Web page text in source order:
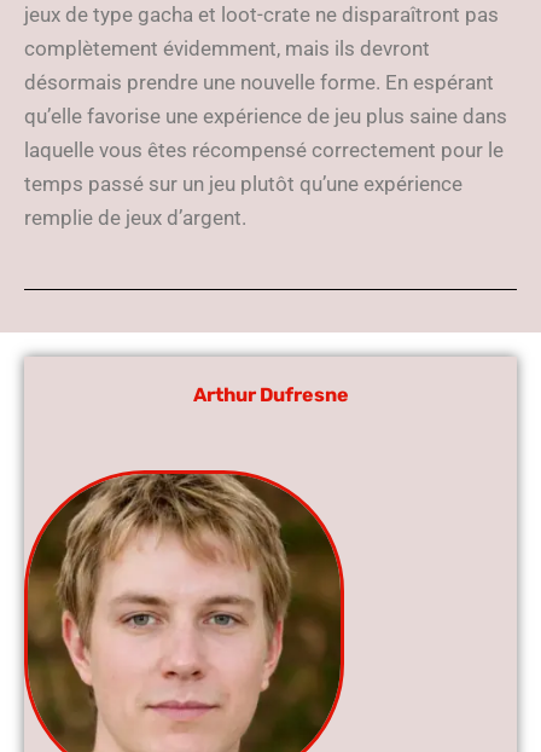
jeux de type gacha et loot-crate ne disparaîtront pas
complètement évidemment, mais ils devront
désormais prendre une nouvelle forme. En espérant
qu’elle favorise une expérience de jeu plus saine dans
laquelle vous êtes récompensé correctement pour le
temps passé sur un jeu plutôt qu’une expérience
remplie de jeux d’argent.
Arthur Dufresne